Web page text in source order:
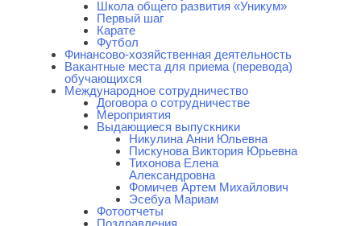
Школа общего развития «Уникум»
Первый шаг
Карате
Футбол
Финансово-хозяйственная деятельность
Вакантные места для приема (перевода)
обучающихся
Международное сотрудничество
Договора о сотрудничестве
Мероприятия
Выдающиеся выпускники
Никулина Анни Юльевна
Пискунова Виктория Юрьевна
Тихонова Елена
Александровна
Фомичев Артем Михайлович
Эсебуа Мариам
Фотоотчеты
Поздравления